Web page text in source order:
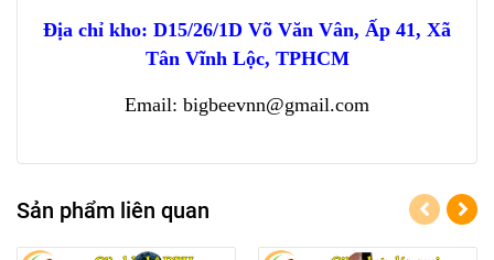
Địa chỉ kho: D15/26/1D Võ Văn Vân, Ấp 41, Xã
Tân Vĩnh Lộc, TPHCM
Email: bigbeevnn@gmail.com
Sản phẩm liên quan